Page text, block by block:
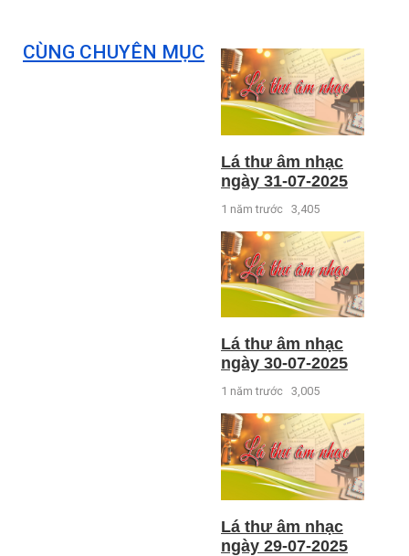
CÙNG CHUYÊN MỤC
Lá thư âm nhạc
ngày 31-07-2025
1 năm trước 3,405
Lá thư âm nhạc
ngày 30-07-2025
1 năm trước 3,005
Lá thư âm nhạc
ngày 29-07-2025